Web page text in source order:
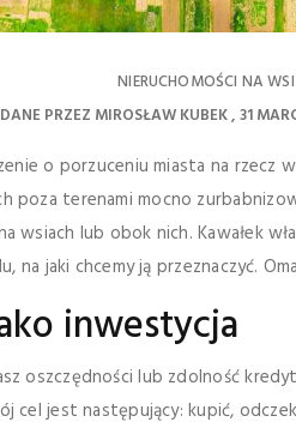
NIERUCHOMOŚCI NA WSI
PRZEZ MIROSŁAW KUBEK 31
o porzuceniu miasta na
poza terenami mocno
lub obok nich. Kawałek
na jaki chcemy ją przeznaczyć.
inwestycja
oszczędności lub zdolność
cel jest następujący: kupić,